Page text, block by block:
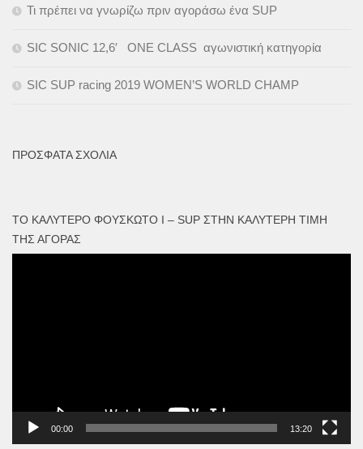
Τι πρέπει να γνωρίζω πριν αγοράσω ένα SUP
SIC SONIC 12,6′ ONE CLASS αγωνιστική κατηγορία
SIC SUP racing 2019 WOMEN’S WORLD CHAMP
ΠΡΌΣΦΑΤΑ ΣΧΌΛΙΑ
ΤΟ ΚΑΛΎΤΕΡΟ ΦΟΥΣΚΩΤΟ I – SUP ΣΤΗΝ ΚΑΛΎΤΕΡΗ ΤΙΜΉ
ΤΗΣ ΑΓΟΡΆΣ
00:00 13:20